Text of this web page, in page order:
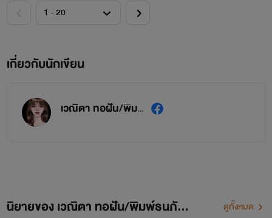
เกี่ยวกับนักเขียน
เวณิตา ทอฝัน/พิมพ์ธนภัส/อายวี่
นิยายของ เวณิตา ทอฝัน/พิมพ์ธนภัส/อายวี่ ดูทั้งหมด